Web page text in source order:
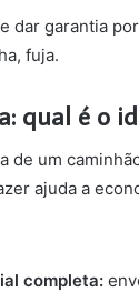
dar garantia
fuja.
qual é o
de um
ajuda a
completa: